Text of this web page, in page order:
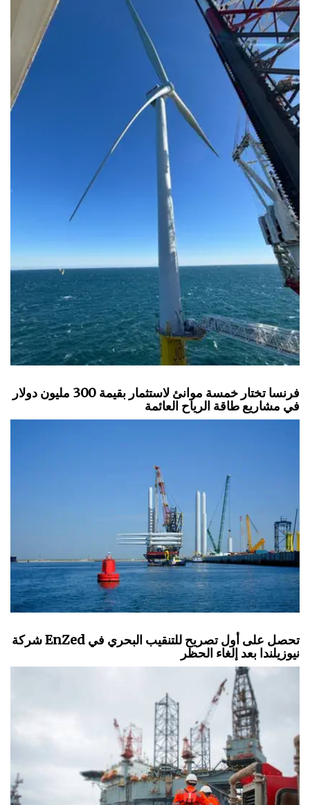
فرنسا تختار خمسة موانئ لاستثمار بقيمة 300 مليون دولار
في مشاريع طاقة الرياح العائمة
شركة EnZed تحصل على أول تصريح للتنقيب البحري في
نيوزيلندا بعد إلغاء الحظر